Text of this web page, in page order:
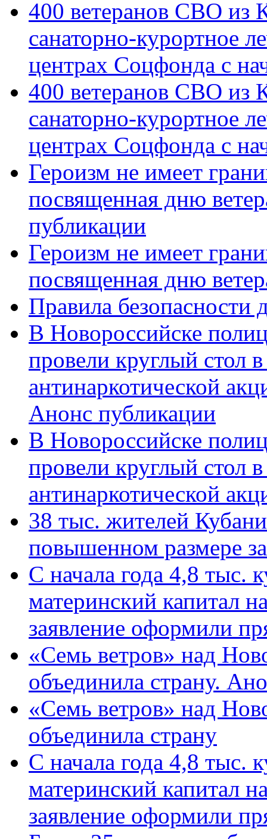
400 ветеранов СВО из
санаторно-курортное
центрах Соцфонда с
400 ветеранов СВО из
санаторно-курортное
центрах Соцфонда с
Героизм не имеет
посвященная дню
публикации
Героизм не имеет
посвященная дню
Правила безопасности
В Новороссийске
провели круглый стол
антинаркотической
Анонс публикации
В Новороссийске
провели круглый стол
антинаркотической
38 тыс. жителей
повышенном размере
С начала года 4,8 тыс.
материнский капитал
заявление оформили
«Семь ветров» над
объединила страну.
«Семь ветров» над
объединила страну
С начала года 4,8 тыс.
материнский капитал
заявление оформили